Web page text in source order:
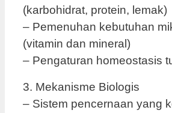
(karbohidrat, protein, lemak)
– Pemenuhan kebutuhan
(vitamin dan mineral)
– Pengaturan homeostasis
3. Mekanisme Biologis
– Sistem pencernaan yang